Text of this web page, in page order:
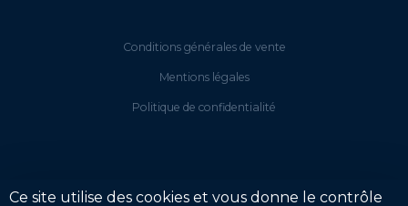
Conditions générales de vente
Mentions légales
Politique de confidentialité
Ce site utilise des cookies et vous donne le contrôle